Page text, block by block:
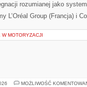
rozumianej jako
L’Oréal Group (Francja) i
MOTORYZACJI
MOŻLIWOŚĆ